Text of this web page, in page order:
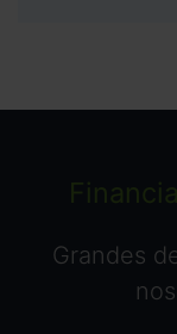
Grandes